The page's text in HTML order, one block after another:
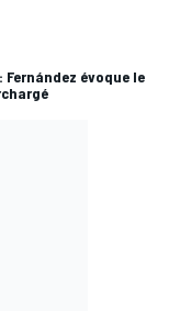
évoque le